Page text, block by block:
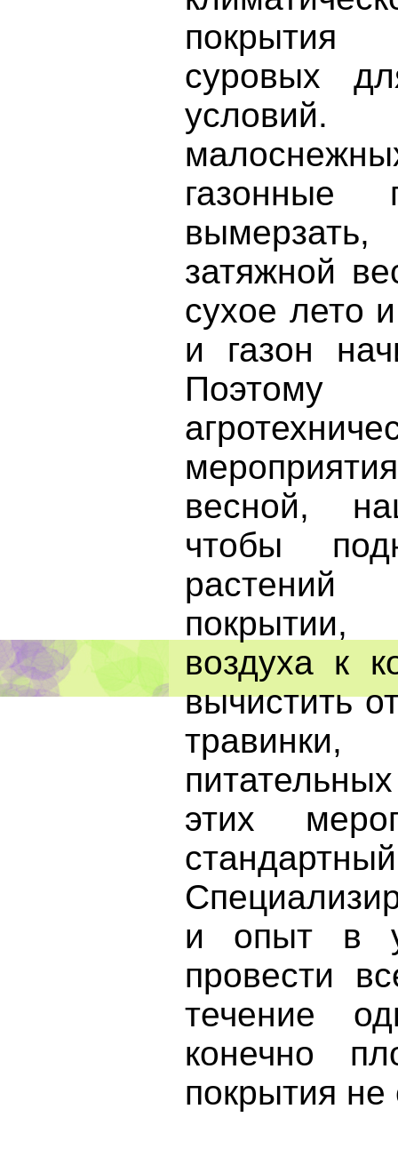
суровых
газонные
затяжной
сухое лето
и газон
весной,
чтобы
покрытии,
воздуха к
вычистить
этих
и опыт в
провести
течение
конечно
покрытия